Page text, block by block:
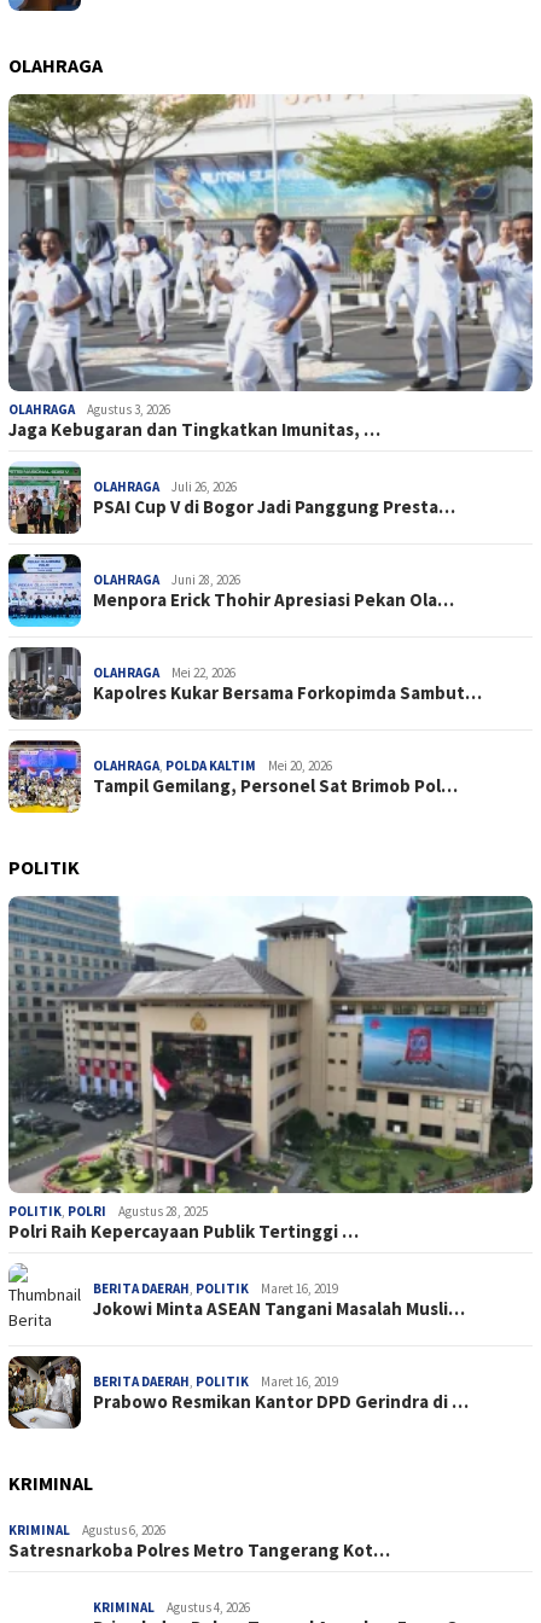
OLAHRAGA
OLAHRAGA Agustus 3, 2026
Jaga Kebugaran dan Tingkatkan Imunitas, …
OLAHRAGA Juli 26, 2026
PSAI Cup V di Bogor Jadi Panggung Presta…
OLAHRAGA Juni 28, 2026
Menpora Erick Thohir Apresiasi Pekan Ola…
OLAHRAGA Mei 22, 2026
Kapolres Kukar Bersama Forkopimda Sambut…
OLAHRAGA, POLDA KALTIM Mei 20, 2026
Tampil Gemilang, Personel Sat Brimob Pol…
POLITIK
POLITIK, POLRI Agustus 28, 2025
Polri Raih Kepercayaan Publik Tertinggi …
BERITA DAERAH, POLITIK Maret 16, 2019
Jokowi Minta ASEAN Tangani Masalah Musli…
BERITA DAERAH, POLITIK Maret 16, 2019
Prabowo Resmikan Kantor DPD Gerindra di …
KRIMINAL
KRIMINAL Agustus 6, 2026
Satresnarkoba Polres Metro Tangerang Kot…
KRIMINAL Agustus 4, 2026